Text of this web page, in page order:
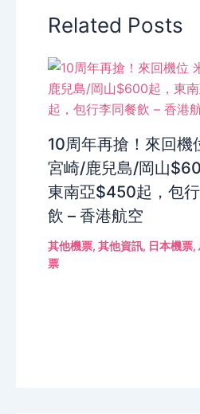
Related Posts
10周年再搶！來回機
宮崎/鹿兒島/岡山
東南亞$450起，包
飲 – 香港航空
其他機票, 其他資訊, 日本機票,
票